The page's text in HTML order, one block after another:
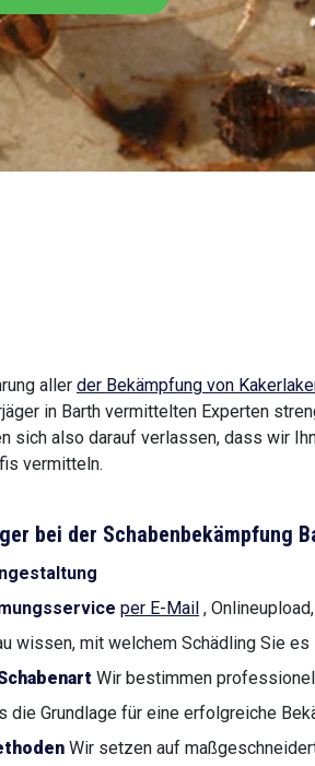
aller der Bekämpfung von
in Barth vermittelten Experten
sich also darauf verlassen, dass wir
vermitteln.
bei der Schabenbekämpfung
per E-Mail ,
wissen, mit welchem Schädling Sie es
Wir bestimmen
die Grundlage für eine erfolgreiche
Wir setzen auf